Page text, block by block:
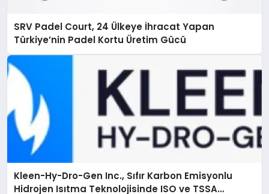
SRV Padel Court, 24 Ülkeye İhracat Yapan
Türkiye’nin Padel Kortu Üretim Gücü
Kleen-Hy-Dro-Gen Inc., Sıfır Karbon Emisyonlu
Hidrojen Isıtma Teknolojisinde ISO ve TSSA